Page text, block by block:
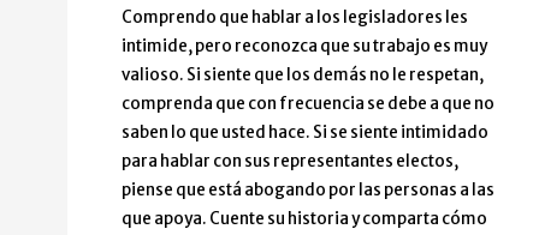
Comprendo que hablar a los legisladores les
intimide, pero reconozca que su trabajo es muy
valioso. Si siente que los demás no le respetan,
comprenda que con frecuencia se debe a que no
saben lo que usted hace. Si se siente intimidado
para hablar con sus representantes electos,
piense que está abogando por las personas a las
que apoya. Cuente su historia y comparta cómo